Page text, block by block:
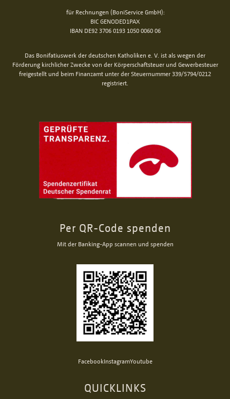
für Rechnungen (BoniService GmbH):
BIC GENODED1PAX
IBAN DE92 3706 0193 1050 0060 06
Das Bonifatiuswerk der deutschen Katholiken e. V. ist als wegen der
Förderung kirchlicher Zwecke von der Körperschaftsteuer und Gewerbesteuer
freigestellt und beim Finanzamt unter der Steuernummer 339/5794/0212
registriert.
Per QR-Code spenden
Mit der Banking-App scannen und spenden
FacebookInstagramYoutube
QUICKLINKS